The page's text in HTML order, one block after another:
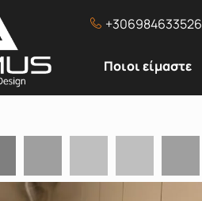
+306984633526
Ποιοι είμαστε